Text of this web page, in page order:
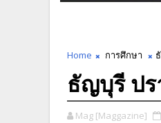
Home การศึกษา
ธัญบุรี ป
Mag [Maggazine]